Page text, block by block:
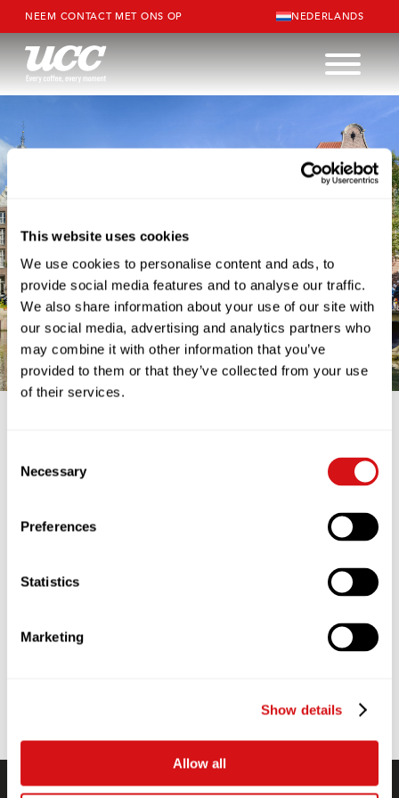
This website uses cookies
We use cookies to personalise content and ads, to
provide social media features and to analyse our traffic.
We also share information about your use of our site with
our social media, advertising and analytics partners who
may combine it with other information that you’ve
provided to them or that they’ve collected from your use
of their services.
Selection
Necessary
Preferences
Statistics
Marketing
Show details
Allow all
NEEM CONTACT MET ONS OP NEDERLANDS
BENELUX
KOFFIE CARRIÈRES BIJ UCC
UCC-medewerkers zijn toegewijd aan het effectief en
motor is achter ons succes. We geven prioriteit aan
duidelijke doelen, waarderen de inbreng van